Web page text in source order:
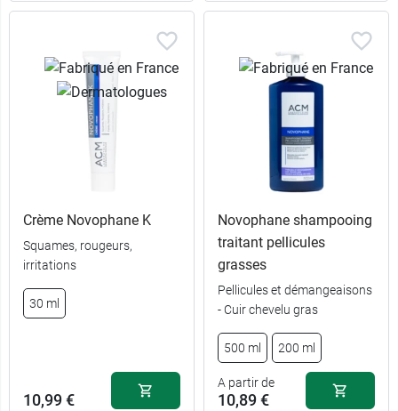
Crème Novophane K
Squames, rougeurs,
irritations
30 ml
10,99 €
Novophane shampooing
traitant pellicules
grasses
Pellicules et démangeaisons
- Cuir chevelu gras
500 ml 200 ml
A partir de
10,89 €